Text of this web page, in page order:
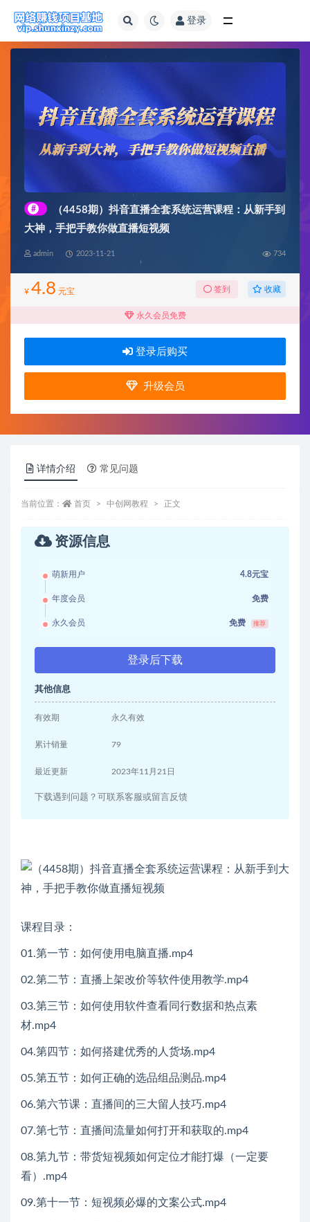
登录
#
（4458期）抖音直播全套系统运营课程：从新手到
大神，手把手教你做直播短视频
admin 2023-11-21 734
¥ 4.8 元宝 签到 收藏
永久会员免费
登录后购买
升级会员
详情介绍 常见问题
当前位置： 首页 中创网教程 正文
资源信息
萌新用户 4.8元宝
年度会员 免费
永久会员 免费 推荐
登录后下载
其他信息
有效期 永久有效
累计销量 79
最近更新 2023年11月21日
下载遇到问题？可联系客服或留言反馈
课程目录：
01.第一节：如何使用电脑直播.mp4
02.第二节：直播上架改价等软件使用教学.mp4
03.第三节：如何使用软件查看同行数据和热点素
材.mp4
04.第四节：如何搭建优秀的人货场.mp4
05.第五节：如何正确的选品组品测品.mp4
06.第六节课：直播间的三大留人技巧.mp4
07.第七节：直播间流量如何打开和获取的.mp4
08.第九节：带货短视频如何定位才能打爆（一定要
看）.mp4
09.第十一节：短视频必爆的文案公式.mp4